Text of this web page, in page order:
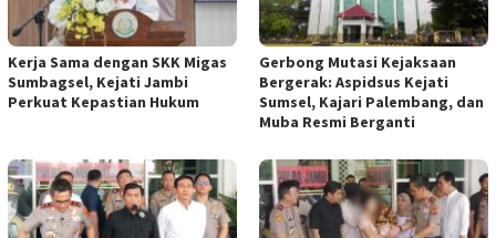
Kerja Sama dengan SKK Migas
Sumbagsel, Kejati Jambi
Perkuat Kepastian Hukum
Gerbong Mutasi Kejaksaan
Bergerak: Aspidsus Kejati
Sumsel, Kajari Palembang, dan
Muba Resmi Berganti